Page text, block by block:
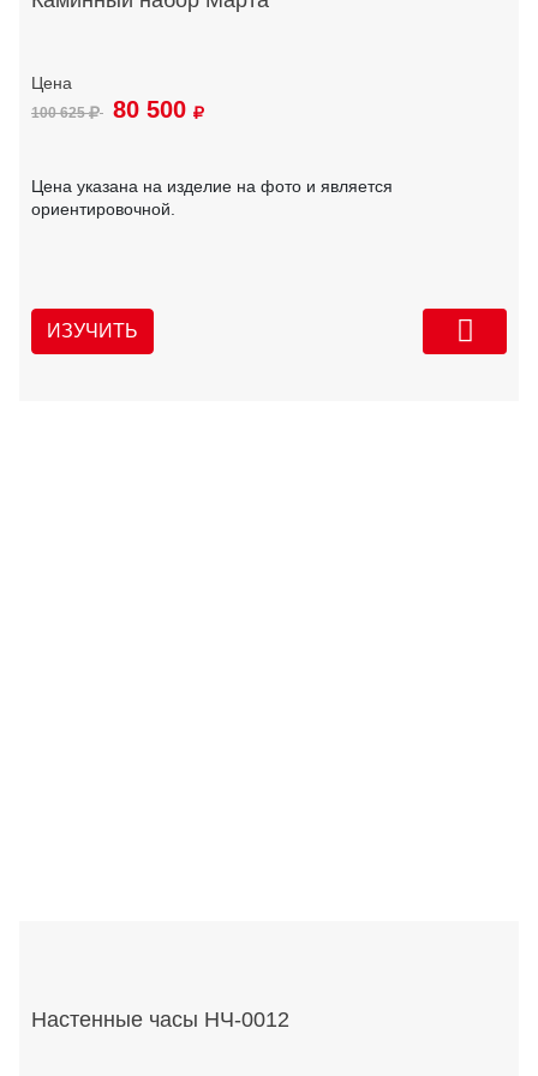
100 625 80 500
Цена указана на изделие на фото и является
ориентировочной.
ИЗУЧИТЬ
Настенные часы НЧ-0012